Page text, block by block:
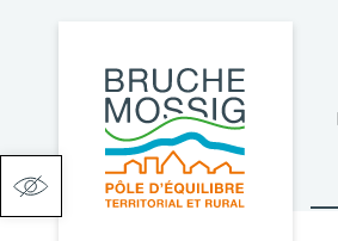
Ouvrir la barre